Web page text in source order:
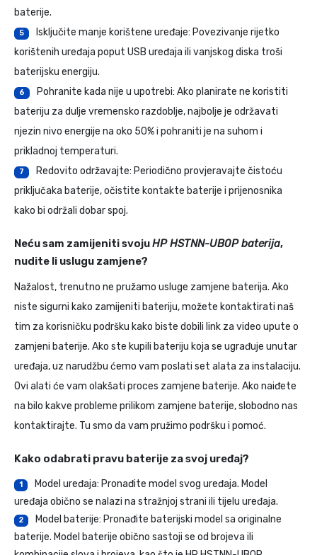
baterije.
5
Isključite manje korištene uređaje: Povezivanje rijetko
korištenih uređaja poput USB uređaja ili vanjskog diska troši
baterijsku energiju.
6
Pohranite kada nije u upotrebi: Ako planirate ne koristiti
bateriju za dulje vremensko razdoblje, najbolje je održavati
njezin nivo energije na oko 50% i pohraniti je na suhom i
prikladnoj temperaturi.
7
Redovito održavajte: Periodično provjeravajte čistoću
priključaka baterije, očistite kontakte baterije i prijenosnika
kako bi održali dobar spoj.
Neću sam zamijeniti svojuHP HSTNN-UB0P baterija,
nudite li uslugu zamjene?
Nažalost, trenutno ne pružamo usluge zamjene baterija. Ako
niste sigurni kako zamijeniti bateriju, možete kontaktirati naš
tim za korisničku podršku kako biste dobili link za video upute o
zamjeni baterije. Ako ste kupili bateriju koja se ugrađuje unutar
uređaja, uz narudžbu ćemo vam poslati set alata za instalaciju.
Ovi alati će vam olakšati proces zamjene baterije. Ako naiđete
na bilo kakve probleme prilikom zamjene baterije, slobodno nas
kontaktirajte. Tu smo da vam pružimo podršku i pomoć.
Kako odabrati pravu baterije za svoj uređaj?
1
Model uređaja: Pronađite model svog uređaja. Model
uređaja obično se nalazi na stražnjoj strani ili tijelu uređaja.
2
Model baterije: Pronađite baterijski model sa originalne
baterije. Model baterije obično sastoji se od brojeva ili